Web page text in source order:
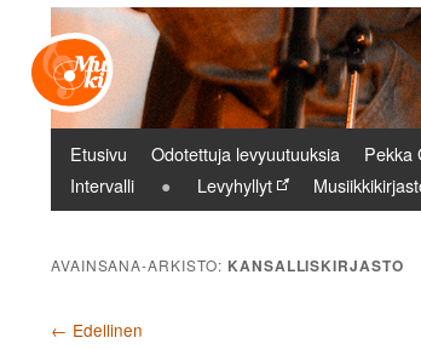
Päävalikko
Etusivu Odotettuja levyuutuuksia Pekka
Intervalli
Levyhyllyt
AVAINSANA-ARKISTO: KANSALLISKIRJASTO
Artikkelien selaus
← Edellinen